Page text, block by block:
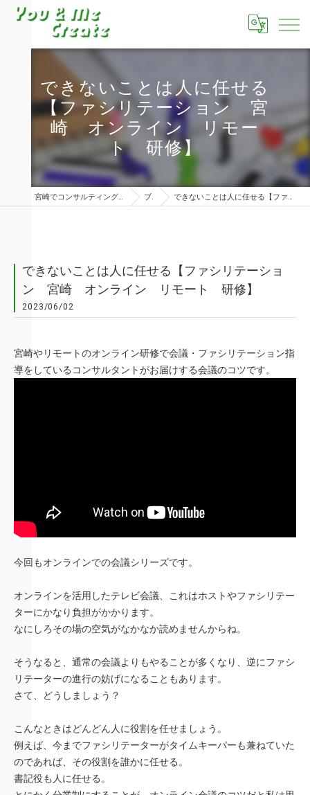
できないことは人に任せる
【ファシリテーション 宮
崎 オンライン リモー
ト 研修】
宮崎でコンサルティングならユーアンドミークリエイト株式会社 ブログ できないことは人に任せる【ファシリテーション 宮崎 オンライン リモート 研修】
できないことは人に任せる【ファシリテーショ
ン 宮崎 オンライン リモート 研修】
2023/06/02
宮崎やリモートのオンライン研修で会議・ファシリテーション指
導をしているコンサルタントがお届けする会議のコツです。
今回もオンラインでの会議シリーズです。
オンラインを活用したテレビ会議、これはホストやファシリテー
ターにかなり負担がかかります。
なにしろその場の空気がなかなか読めませんからね。
そうなると、通常の会議よりもやることが多くなり、逆にファシ
リテーターの進行の妨げになることもあります。
さて、どうしましょう？
こんなときはどんどん人に役割を任せましょう。
例えば、今までファシリテーターがタイムキーパーも兼ねていた
のであれば、その役割を誰かに任せる。
書記役も人に任せる。